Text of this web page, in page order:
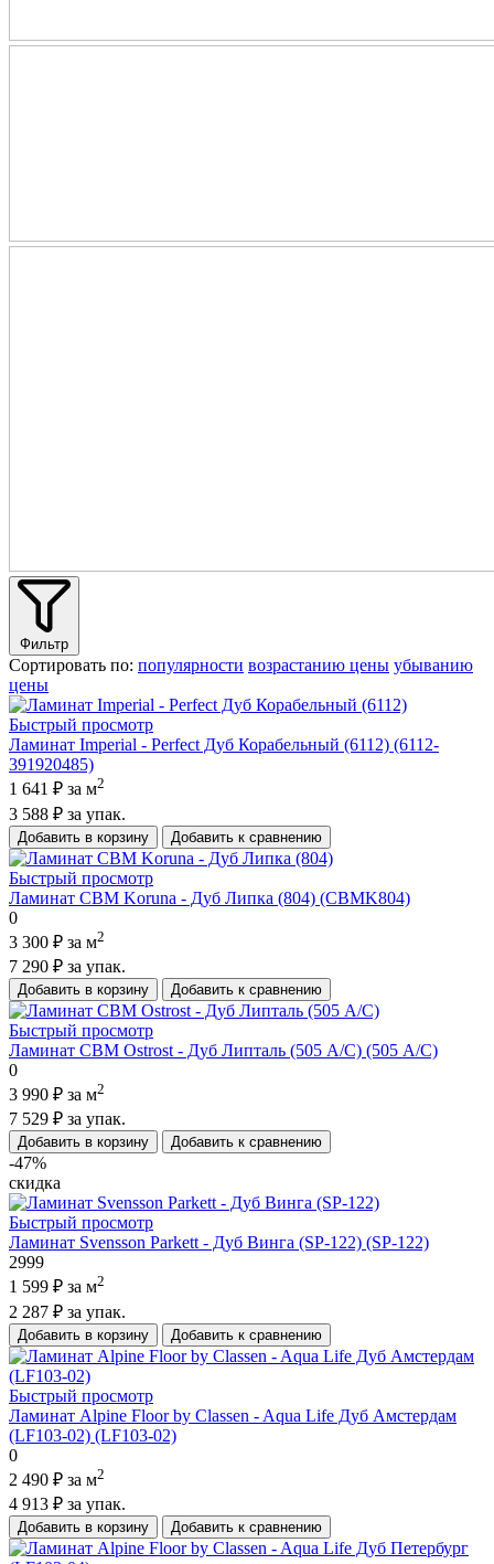
Фильтр
Сортировать по: популярности возрастанию цены убыванию
цены
Быстрый просмотр
Ламинат Imperial - Perfect Дуб Корабельный (6112) (6112-
391920485)
1 641 ₽ за м2
3 588 ₽ за упак.
Добавить в корзину Добавить к сравнению
Быстрый просмотр
Ламинат CBM Koruna - Дуб Липка (804) (CBMK804)
0
3 300 ₽ за м2
7 290 ₽ за упак.
Добавить в корзину Добавить к сравнению
Быстрый просмотр
Ламинат CBM Ostrost - Дуб Липталь (505 А/C) (505 А/C)
0
3 990 ₽ за м2
7 529 ₽ за упак.
Добавить в корзину Добавить к сравнению
-47%
скидка
Быстрый просмотр
Ламинат Svensson Parkett - Дуб Винга (SP-122) (SP-122)
2999
1 599 ₽ за м2
2 287 ₽ за упак.
Добавить в корзину Добавить к сравнению
Быстрый просмотр
Ламинат Alpine Floor by Classen - Aqua Life Дуб Амстердам
(LF103-02) (LF103-02)
0
2 490 ₽ за м2
4 913 ₽ за упак.
Добавить в корзину Добавить к сравнению